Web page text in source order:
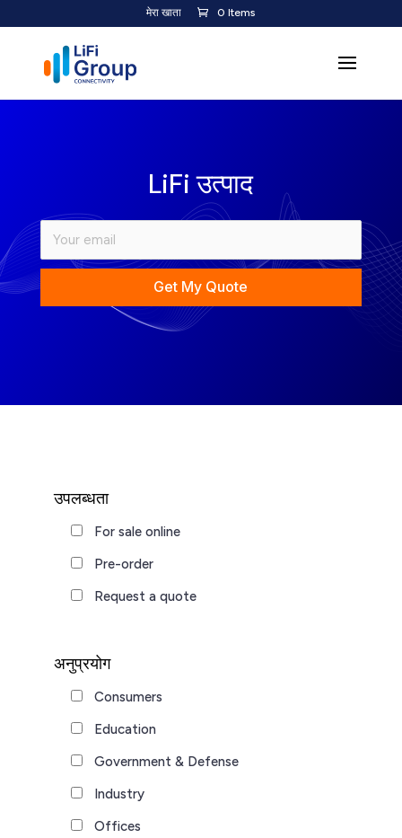
मेरा खाता 0 Items
LiFi उत्पाद
Get My Quote
उपलब्धता
For sale online
Pre-order
Request a quote
अनुप्रयोग
Consumers
Education
Government & Defense
Industry
Offices